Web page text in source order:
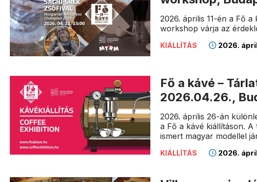
2026. április 11-én a Fő
workshop várja az
KIÁLLÍTÁS 2026.
Fő a kávé –
2026.04.26.,
2026. április 26-án
a Fő a kávé kiállításon.
ismert magyar modellel
KIÁLLÍTÁS 2026.